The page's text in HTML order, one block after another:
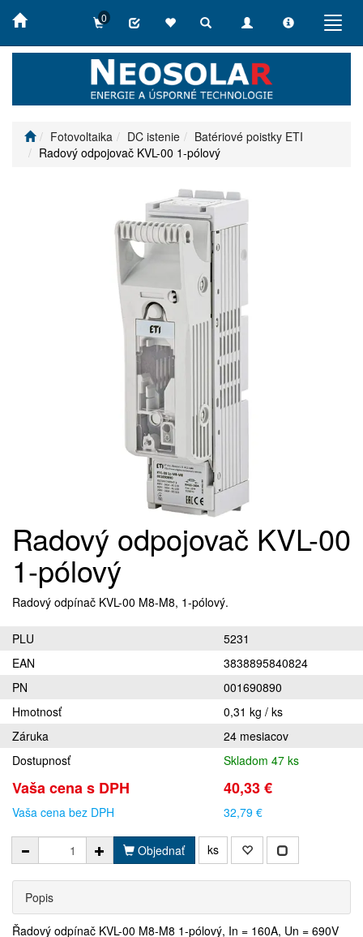
Toggle
Toggle
Toggle
0
Fotovoltaika DC istenie
Batériové poistky ETI
Radový odpojovač KVL-00 1-pólový
Radový odpojovač KVL-00
1-pólový
Radový odpínač KVL-00 M8-M8, 1-pólový.
PLU
5231
EAN
3838895840824
PN
001690890
Hmotnosť
0,31 kg / ks
Záruka
24 mesiacov
Dostupnosť
Skladom 47 ks
Vaša cena s DPH 40,33 €
Vaša cena bez DPH 32,79 €
Objednať ks
Popis
Řadový odpínač KVL-00 M8-M8 1-pólový, In = 160A, Un = 690V